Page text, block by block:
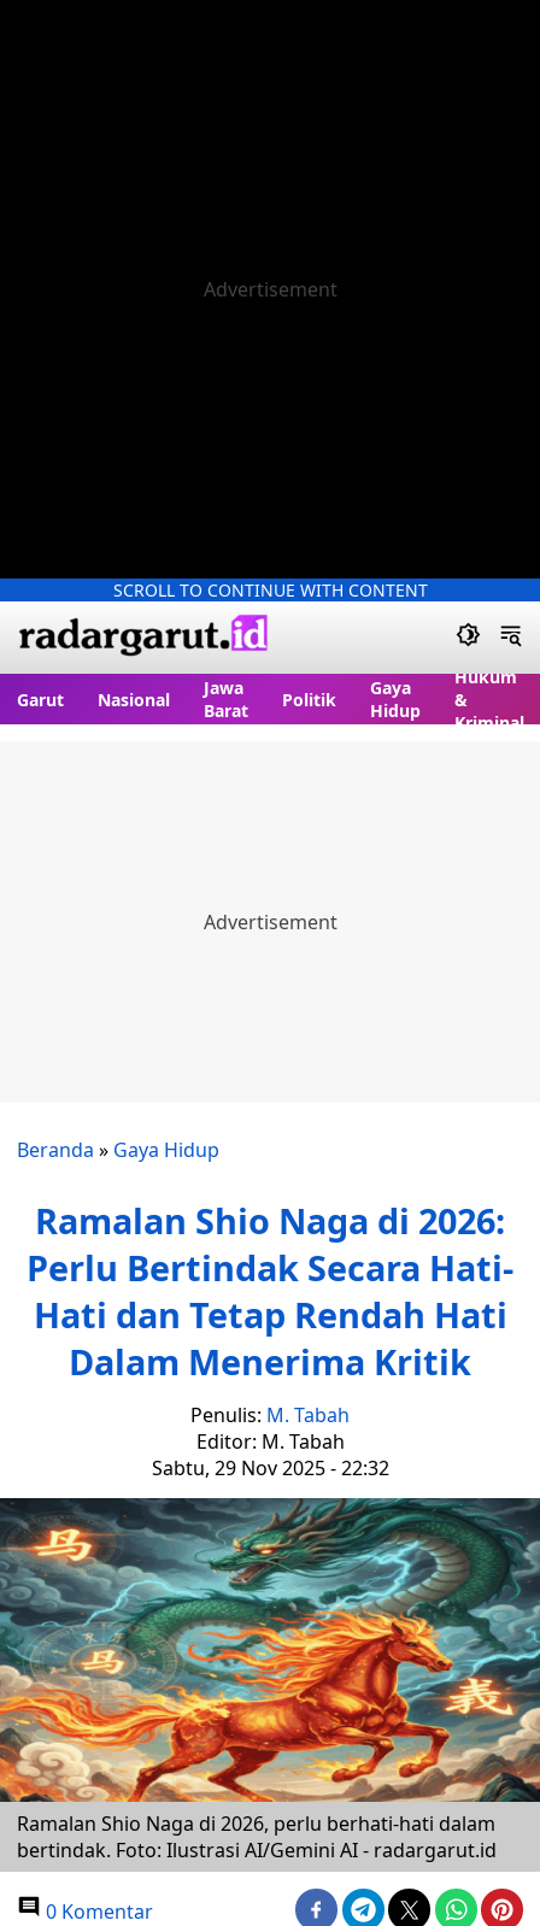
SCROLL TO CONTINUE WITH CONTENT
Garut Nasional
Jawa
Barat
Politik
Gaya
Hidup
Hukum
&
Kriminal
Beranda » Gaya Hidup
Ramalan Shio Naga di 2026:
Perlu Bertindak Secara Hati-
Hati dan Tetap Rendah Hati
Dalam Menerima Kritik
Penulis: M. Tabah
Editor: M. Tabah
Sabtu, 29 Nov 2025 - 22:32
Ramalan Shio Naga di 2026, perlu berhati-hati dalam
bertindak. Foto: Ilustrasi AI/Gemini AI - radargarut.id
0 Komentar